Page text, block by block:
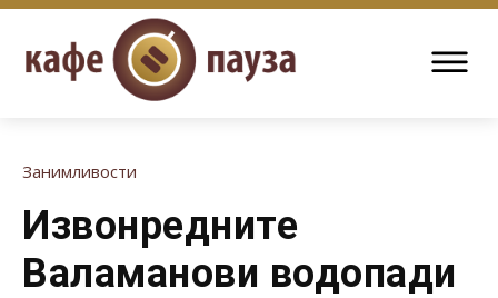
Занимливости
Извонредните
Валаманови водопади